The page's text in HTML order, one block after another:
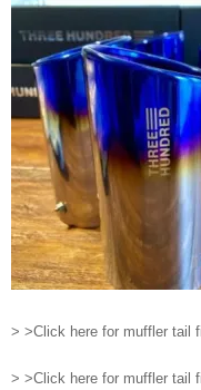
> >Click here for muffler tail
> >Click here for muffler tail